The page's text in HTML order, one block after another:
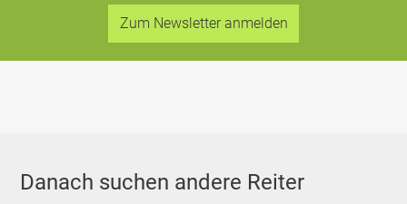
Zum Newsletter anmelden
Danach suchen andere Reiter